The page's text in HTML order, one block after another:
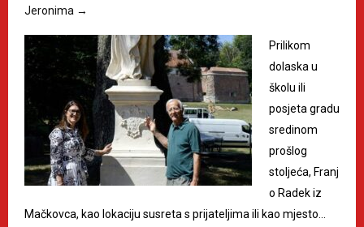
Jeronima →
Prilikom
dolaska u
školu ili
posjeta gradu
sredinom
prošlog
stoljeća, Franj
o Radek iz
Mačkovca, kao lokaciju susreta s prijateljima ili kao mjesto…